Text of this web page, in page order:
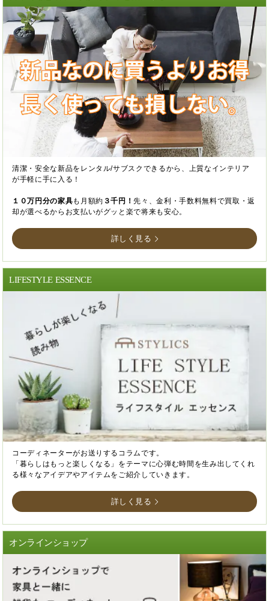
清潔・安全な新品をレンタル/サブスクできるから、上質なインテリア
が手軽に手に入る！
１０万円分の家具も月額約 ３千円！先々、金利・手数料無料で買取・返
却が選べるからお支払いがグッと楽で将来も安心。
詳しく見る
LIFESTYLE ESSENCE
コーディネーターがお送りするコラムです。
「暮らしはもっと楽しくなる」をテーマに心弾む時間を生み出してくれ
る様々なアイデアやアイテムをご紹介していきます。
詳しく見る
オンラインショップ